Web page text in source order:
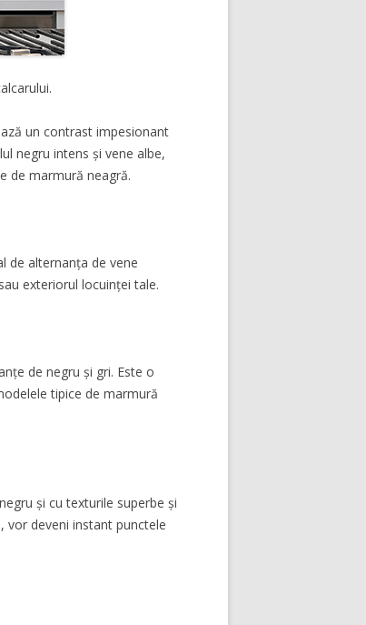
un contrast impesionant
negru intens și vene albe,
de marmură neagră.
de alternanța de vene
exteriorul locuinței tale.
de negru și gri. Este o
tipice de marmură
și cu texturile superbe și
vor deveni instant punctele